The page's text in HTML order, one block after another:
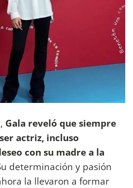
Gala reveló que siempre
actriz, incluso
con su madre a la
determinación y pasión
la llevaron a formar